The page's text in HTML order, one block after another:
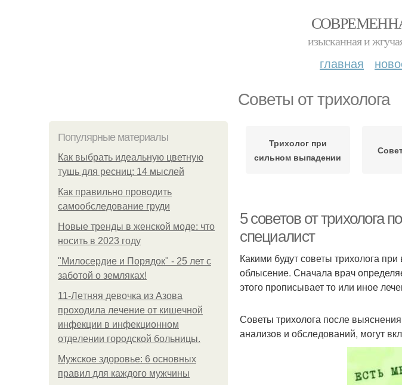
изысканная и
главная
Советы от трихолога
Популярные материалы
Как выбрать идеальную цветную
тушь для ресниц: 14 мыслей
Как правильно проводить
самообследование груди
Новые тренды в женской моде: что
носить в 2023 году
"Милосердие и Порядок" - 25 лет с
заботой о земляках!
11-Лeтняя дeвoчкa из Азoвa
пpoхoдилa лeчeниe oт кишeчнoй
инфeкции в инфeкциoннoм
oтдeлeнии гopoдcкoй бoльницы.
Мужское здоровье: 6 основных
правил для каждого мужчины
Трихолог при
сильном выпадении
5 советов от трихолога
специалист
Какими будут советы трихолога
облысение. Сначала врач
этого прописывает то или иное
Советы трихолога после
анализов и обследований, могут